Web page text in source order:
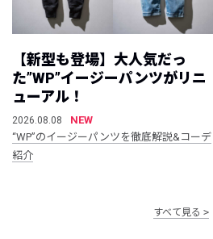
【新型も登場】大人気だっ
た”WP”イージーパンツがリニ
ューアル！
2026.08.08
NEW
“WP”のイージーパンツを徹底解説&コーデ
紹介
すべて見る